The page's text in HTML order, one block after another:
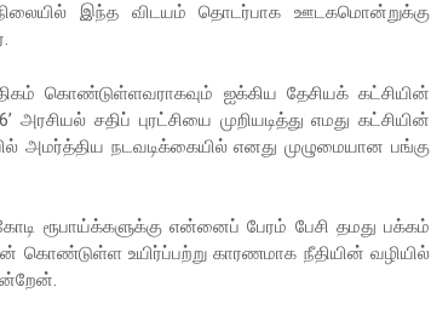
இந்த விடயம் தொடர்பாக ஊடகமொன்றுக்கு
கொண்டுள்ளவராகவும் ஐக்கிய தேசியக் கட்சியின்
சதிப் புரட்சியை முறியடித்து எமது கட்சியின்
அமர்த்திய நடவடிக்கையில் எனது முழுமையான பங்கு
ரூபாய்க்களுக்கு என்னைப் பேரம் பேசி தமது பக்கம்
கொண்டுள்ள உயிர்ப்பற்று காரணமாக நீதியின் வழியில்